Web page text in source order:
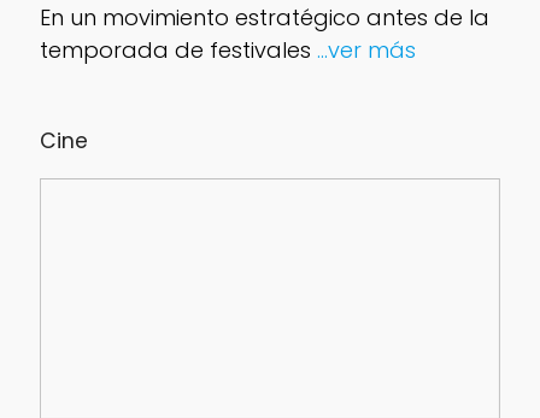
Cine
En un movimiento estratégico antes de la
temporada de festivales ...ver más